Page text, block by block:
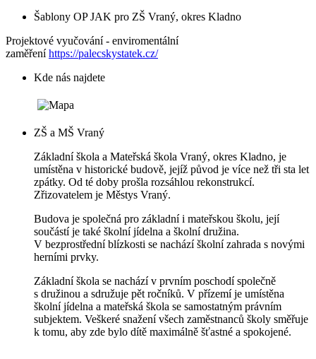
Šablony OP JAK pro ZŠ Vraný, okres Kladno
Projektové vyučování - enviromentální
zaměřeníhttps://palecskystatek.cz/
Kde nás najdete
ZŠ a MŠ Vraný
Základní škola a Mateřská škola Vraný, okres Kladno, je
umístěna v historické budově, jejíž původ je více než tři sta let
zpátky. Od té doby prošla rozsáhlou rekonstrukcí.
Zřizovatelem je Městys Vraný.
Budova je společná pro základní i mateřskou školu, její
součástí je také školní jídelna a školní družina.
V bezprostřední blízkosti se nachází školní zahrada s novými
herními prvky.
Základní škola se nachází v prvním poschodí společně
s družinou a sdružuje pět ročníků. V přízemí je umístěna
školní jídelna a mateřská škola se samostatným právním
subjektem. Veškeré snažení všech zaměstnanců školy směřuje
k tomu, aby zde bylo dítě maximálně šťastné a spokojené.